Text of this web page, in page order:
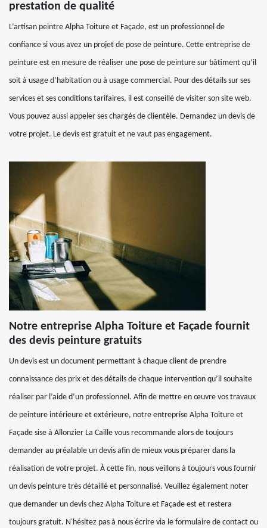
prestation de qualité
L’artisan peintre Alpha Toiture et Façade, est un professionnel de
confiance si vous avez un projet de pose de peinture. Cette entreprise de
peinture est en mesure de réaliser une pose de peinture sur bâtiment qu’il
soit à usage d’habitation ou à usage commercial. Pour des détails sur ses
services et ses conditions tarifaires, il est conseillé de visiter son site web.
Vous pouvez aussi appeler ses chargés de clientèle. Demandez un devis de
votre projet. Le devis est gratuit et ne vaut pas engagement.
Notre entreprise Alpha Toiture et Façade fournit
des devis peinture gratuits
Un devis est un document permettant à chaque client de prendre
connaissance des prix et des détails de chaque intervention qu’il souhaite
réaliser par l’aide d’un professionnel. Afin de mettre en œuvre vos travaux
de peinture intérieure et extérieure, notre entreprise Alpha Toiture et
Façade sise à Allonzier La Caille vous recommande alors de toujours
demander au préalable un devis afin de mieux vous préparer dans la
réalisation de votre projet. À cette fin, nous veillons à toujours vous fournir
un devis peinture très détaillé et personnalisé. Veuillez également noter
que demander un devis chez Alpha Toiture et Façade est et restera
toujours gratuit. N'hésitez pas à nous écrire via le formulaire de contact ou